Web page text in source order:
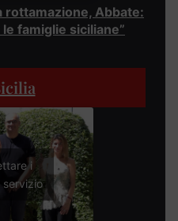
rottamazione, Abbate:
famiglie siciliane”
i
servizio